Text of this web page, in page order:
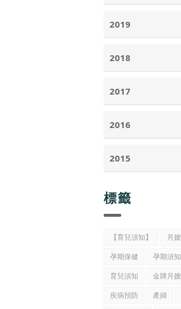
2019
2018
2017
2016
2015
標籤
【育兒須知】 月嫂
孕期保健
孕期須知
育兒須知
金牌月嫂
疾病預防
產婦